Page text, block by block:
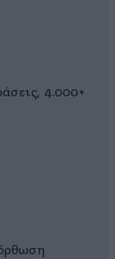
4.000+